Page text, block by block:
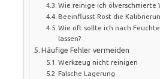
Wie reinige ich ölverschmierte
Beeinflusst Rost die
Wie oft sollte ich nach
lassen?
Häufige Fehler vermeiden
Werkzeug nicht reinigen
Falsche Lagerung